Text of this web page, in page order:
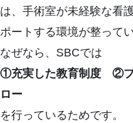
は、手術室が未経験な看
ポートする環境が整ってい
なぜなら、SBCでは
①充実した教育制度 ②プ
ロー
を行っているためです。